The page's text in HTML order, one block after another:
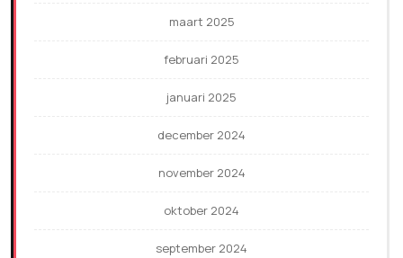
maart 2025
februari 2025
januari 2025
december 2024
november 2024
oktober 2024
september 2024